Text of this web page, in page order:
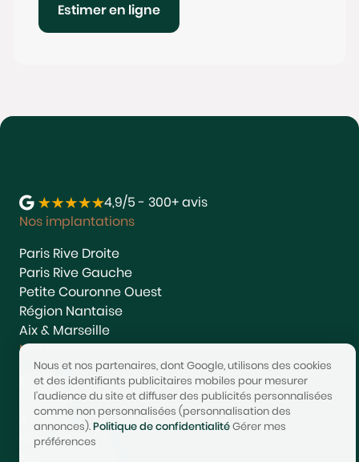
Estimer en ligne
4,9/5 - 300+ avis
Nos implantations
Paris Rive Droite
Paris Rive Gauche
Petite Couronne Ouest
Région Nantaise
Aix & Marseille
Nos services
Estimer
Vendre
Acheter
Nous rejoindre
Nous et nos partenaires, dont Google, utilisons des cookies
et des identifiants publicitaires mobiles pour mesurer
l'audience du site et diffuser des publicités personnalisées
comme non personnalisées (personnalisation des
annonces).Politique de confidentialitéGérer mes
préférences